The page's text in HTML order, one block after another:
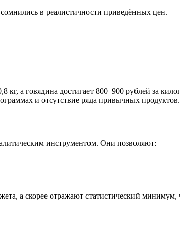
в реалистичности приведённых цен.
а говядина достигает 800–900 рублей за
и отсутствие ряда привычных продуктов.
инструментом. Они позволяют:
а скорее отражают статистический минимум,